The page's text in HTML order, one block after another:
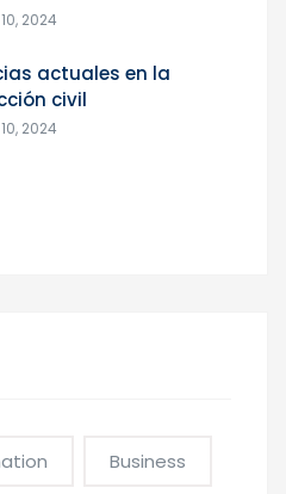
2024
actuales en la
civil
2024
Business